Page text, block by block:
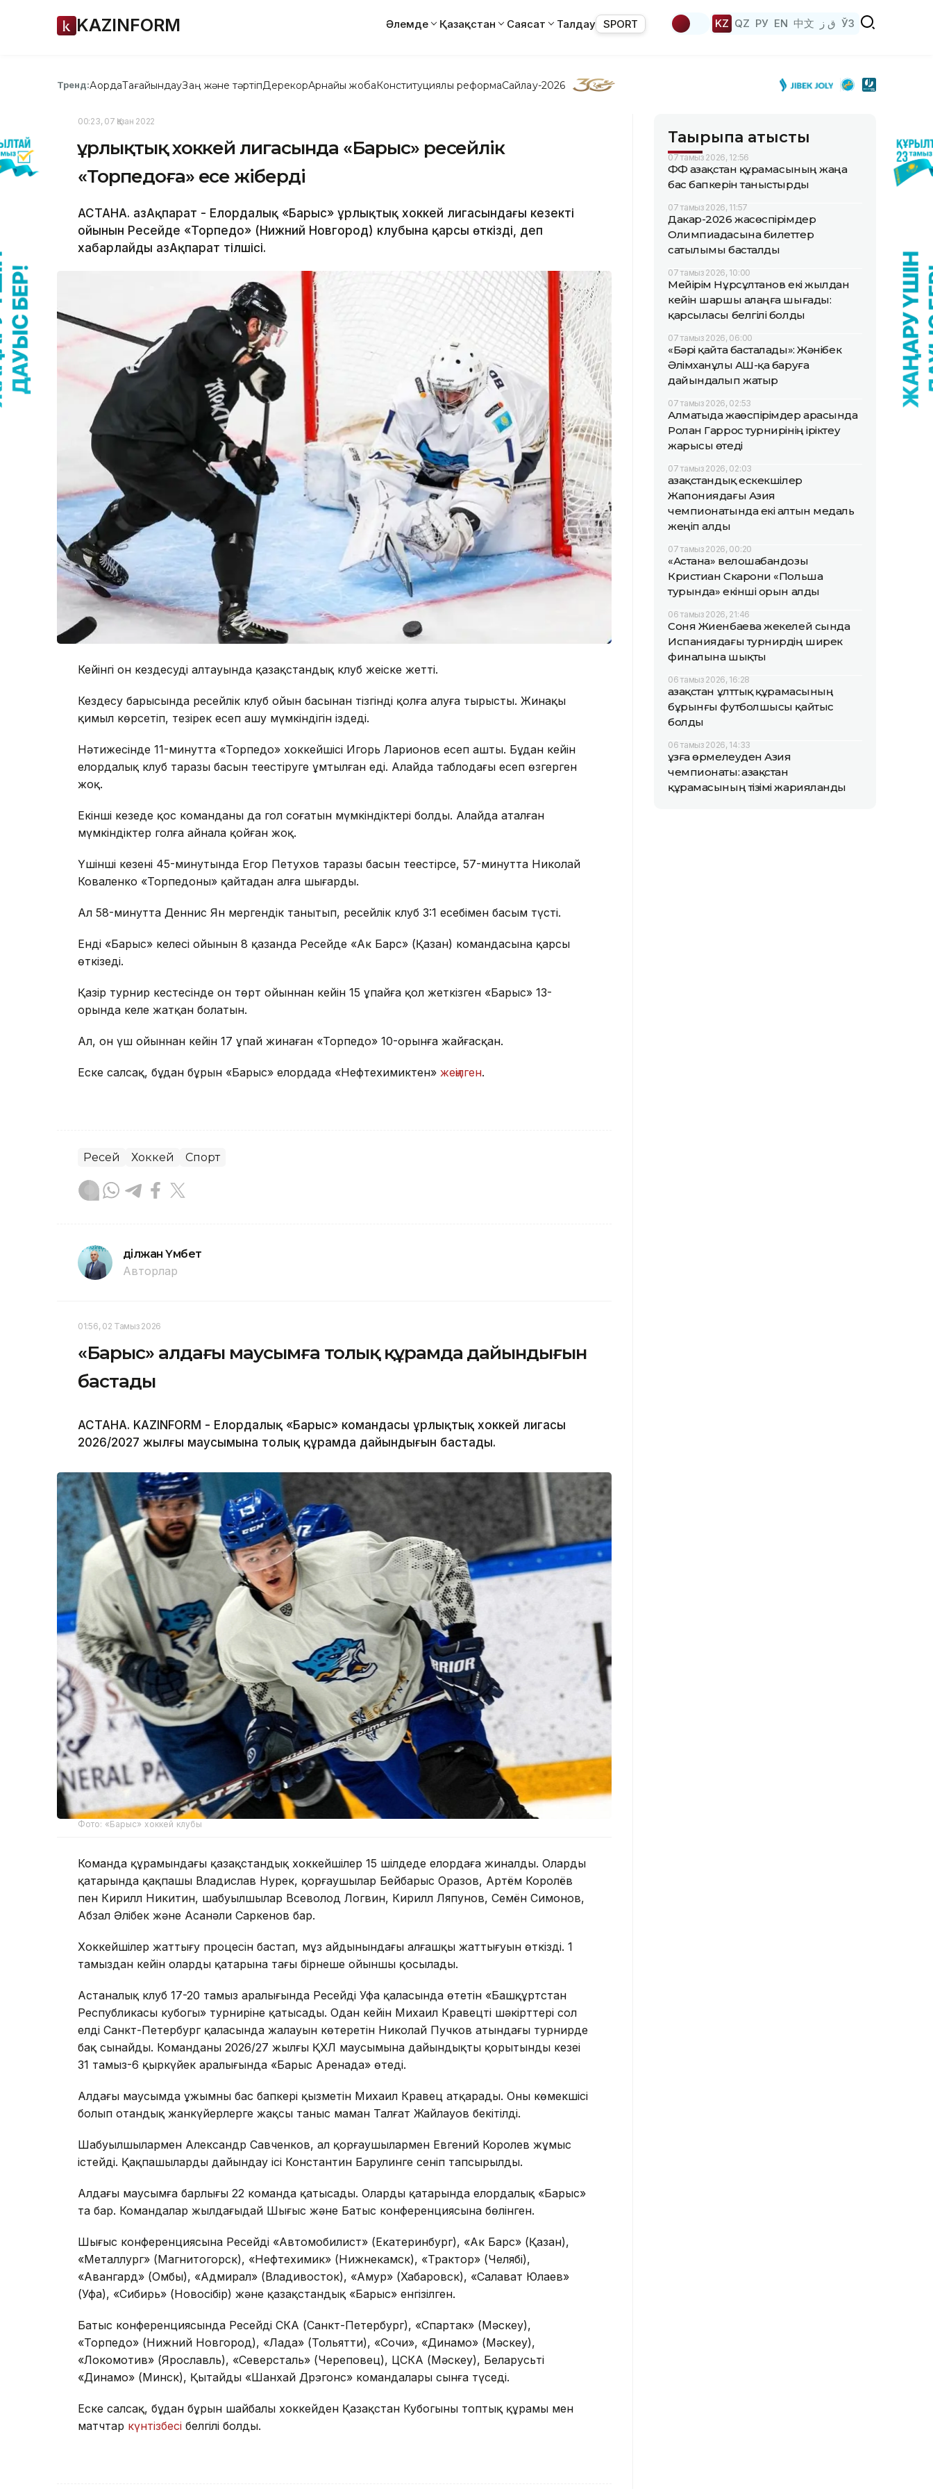
KAZINFORM Әлемде Қазақстан Саясат Талдау SPORT KZ QZ РУ EN 中文 ق ز ЎЗ
Тренд:АқордаТағайындауЗаң және тәртіпДерекқорАрнайы жобаКонституциялық реформаСайлау-2026
00:23, 07 Қазан 2022
Құрлықтық хоккей лигасында «Барыс» ресейлік
«Торпедоға» есе жіберді
АСТАНА. ҚазАқпарат - Елордалық «Барыс» Құрлықтық хоккей лигасындағы кезекті
ойынын Ресейде «Торпедо» (Нижний Новгород) клубына қарсы өткізді, деп
хабарлайды ҚазАқпарат тілшісі.
Кейінгі он кездесудің алтауында қазақстандық клуб жеңіске жетті.
Кездесу барысында ресейлік клуб ойын басынан тізгінді қолға алуға тырысты. Жинақы
қимыл көрсетіп, тезірек есеп ашу мүмкіндігін іздеді.
Нәтижесінде 11-минутта «Торпедо» хоккейшісі Игорь Ларионов есеп ашты. Бұдан кейін
елордалық клуб таразы басын теңестіруге ұмтылған еді. Алайда таблодағы есеп өзгерген
жоқ.
Екінші кезеңде қос команданың да гол соғатын мүмкіндіктері болды. Алайда аталған
мүмкіндіктер голға айнала қойған жоқ.
Үшінші кезеңнің 45-минутында Егор Петухов таразы басын теңестірсе, 57-минутта Николай
Коваленко «Торпедоны» қайтадан алға шығарды.
Ал 58-минутта Деннис Ян мергендік танытып, ресейлік клуб 3:1 есебімен басым түсті.
Енді «Барыс» келесі ойынын 8 қазанда Ресейде «Ак Барс» (Қазан) командасына қарсы
өткізеді.
Қазір турнир кестесінде он төрт ойыннан кейін 15 ұпайға қол жеткізген «Барыс» 13-
орында келе жатқан болатын.
Ал, он үш ойыннан кейін 17 ұпай жинаған «Торпедо» 10-орынға жайғасқан.
Еске салсақ, бұдан бұрын «Барыс» елордада «Нефтехимиктен» жеңілген.
Ресей Хоккей Спорт
Әділжан Үмбет
Авторлар
01:56, 02 Тамыз 2026
«Барыс» алдағы маусымға толық құрамда дайындығын
бастады
АСТАНА. KAZINFORM - Елордалық «Барыс» командасы Құрлықтық хоккей лигасы
2026/2027 жылғы маусымына толық құрамда дайындығын бастады.
Фото: «Барыс» хоккей клубы
Команда құрамындағы қазақстандық хоккейшілер 15 шілдеде елордаға жиналды. Олардың
қатарында қақпашы Владислав Нурек, қорғаушылар Бейбарыс Оразов, Артём Королёв
пен Кирилл Никитин, шабуылшылар Всеволод Логвин, Кирилл Ляпунов, Семён Симонов,
Абзал Әлібек және Асанәли Саркенов бар.
Хоккейшілер жаттығу процесін бастап, мұз айдынындағы алғашқы жаттығуын өткізді. 1
тамыздан кейін олардың қатарына тағы бірнеше ойыншы қосылады.
Астаналық клуб 17-20 тамыз аралығында Ресейдің Уфа қаласында өтетін «Башқұртстан
Республикасы кубогы» турниріне қатысады. Одан кейін Михаил Кравецтің шәкірттері сол
елдің Санкт-Петербург қаласында жалауын көтеретін Николай Пучков атындағы турнирде
бақ сынайды. Команданың 2026/27 жылғы ҚХЛ маусымына дайындықтың қорытынды кезеңі
31 тамыз-6 қыркүйек аралығында «Барыс Аренада» өтеді.
Алдағы маусымда ұжымның бас бапкері қызметін Михаил Кравец атқарады. Оның көмекшісі
болып отандық жанкүйерлерге жақсы таныс маман Талғат Жайлауов бекітілді.
Шабуылшылармен Александр Савченков, ал қорғаушылармен Евгений Королев жұмыс
істейді. Қақпашыларды дайындау ісі Константин Барулинге сеніп тапсырылды.
Алдағы маусымға барлығы 22 команда қатысады. Олардың қатарында елордалық «Барыс»
та бар. Командалар жылдағыдай Шығыс және Батыс конференциясына бөлінген.
Шығыс конференциясына Ресейдің «Автомобилист» (Екатеринбург), «Ак Барс» (Қазан),
«Металлург» (Магнитогорск), «Нефтехимик» (Нижнекамск), «Трактор» (Челябі),
«Авангард» (Омбы), «Адмирал» (Владивосток), «Амур» (Хабаровск), «Салават Юлаев»
(Уфа), «Сибирь» (Новосібір) және қазақстандық «Барыс» енгізілген.
Батыс конференциясында Ресейдің СКА (Санкт-Петербург), «Спартак» (Мәскеу),
«Торпедо» (Нижний Новгород), «Лада» (Тольятти), «Сочи», «Динамо» (Мәскеу),
«Локомотив» (Ярославль), «Северсталь» (Череповец), ЦСКА (Мәскеу), Беларусьтің
«Динамо» (Минск), Қытайдың «Шанхай Дрэгонс» командалары сынға түседі.
Еске салсақ, бұдан бұрын шайбалы хоккейден Қазақстан Кубогының топтық құрамы мен
матчтар күнтізбесі белгілі болды.
Тақырыпқа қатысты
07 тамыз 2026, 12:56
ҚФФ Қазақстан құрамасының жаңа
бас бапкерін таныстырды
07 тамыз 2026, 11:57
Дакар-2026 жасөспірімдер
Олимпиадасына билеттер
сатылымы басталды
07 тамыз 2026, 10:00
Мейірім Нұрсұлтанов екі жылдан
кейін шаршы алаңға шығады:
қарсыласы белгілі болды
07 тамыз 2026, 06:00
«Бәрі қайта басталады»: Жәнібек
Әлімханұлы АҚШ-қа баруға
дайындалып жатыр
07 тамыз 2026, 02:53
Алматыда жаөспірімдер арасында
Ролан Гаррос турнирінің іріктеу
жарысы өтеді
07 тамыз 2026, 02:03
Қазақстандық ескекшілер
Жапониядағы Азия
чемпионатында екі алтын медаль
жеңіп алды
07 тамыз 2026, 00:20
«Астана» велошабандозы
Кристиан Скарони «Польша
турында» екінші орын алды
06 тамыз 2026, 21:46
Соня Жиенбаева жекелей сында
Испаниядағы турнирдің ширек
финалына шықты
06 тамыз 2026, 16:28
Қазақстан ұлттық құрамасының
бұрынғы футболшысы қайтыс
болды
06 тамыз 2026, 14:33
Құзға өрмелеуден Азия
чемпионаты: Қазақстан
құрамасының тізімі жарияланды